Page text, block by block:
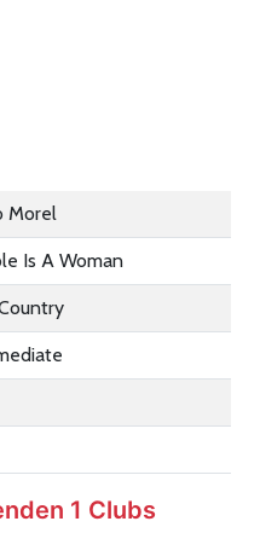
Morel
Is A Woman
1 Clubs